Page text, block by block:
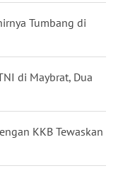
Tumbang di
di Maybrat, Dua
KKB Tewaskan